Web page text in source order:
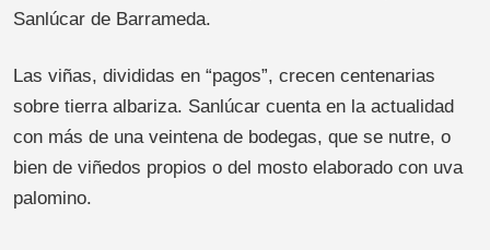
Sanlúcar de Barrameda.
Las viñas, divididas en “pagos”, crecen centenarias
sobre tierra albariza. Sanlúcar cuenta en la actualidad
con más de una veintena de bodegas, que se nutre, o
bien de viñedos propios o del mosto elaborado con uva
palomino.